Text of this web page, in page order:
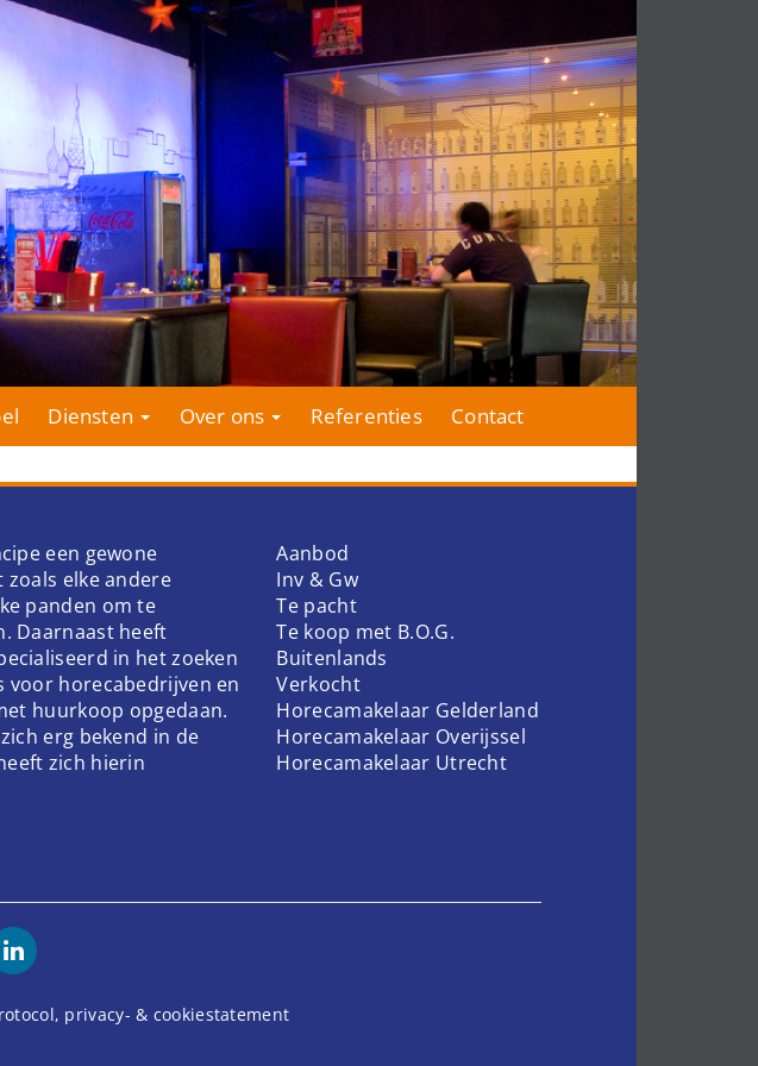
Diensten Over ons Referenties Contact
een gewone
elke andere
panden om te
Daarnaast heeft
in het zoeken
voor horecabedrijven en
huurkoop opgedaan.
erg bekend in de
zich hierin
Aanbod
Inv & Gw
Te pacht
Te koop met B.O.G.
Buitenlands
Verkocht
Horecamakelaar Gelderland
Horecamakelaar Overijssel
Horecamakelaar Utrecht
, privacy- & cookiestatement